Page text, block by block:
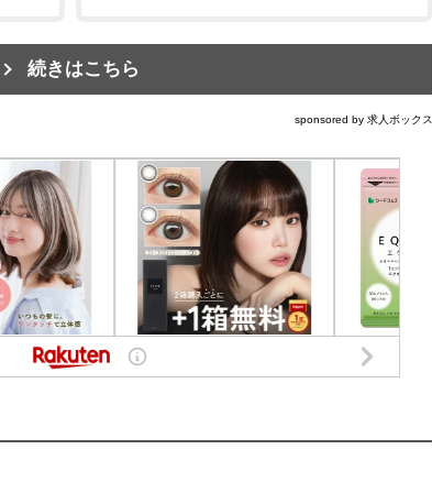
続きはこちら
sponsored by 求人ボックス